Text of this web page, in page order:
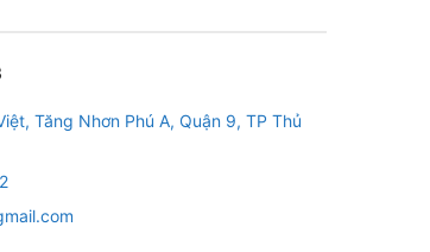
Tăng Nhơn Phú A, Quận 9, TP Thủ